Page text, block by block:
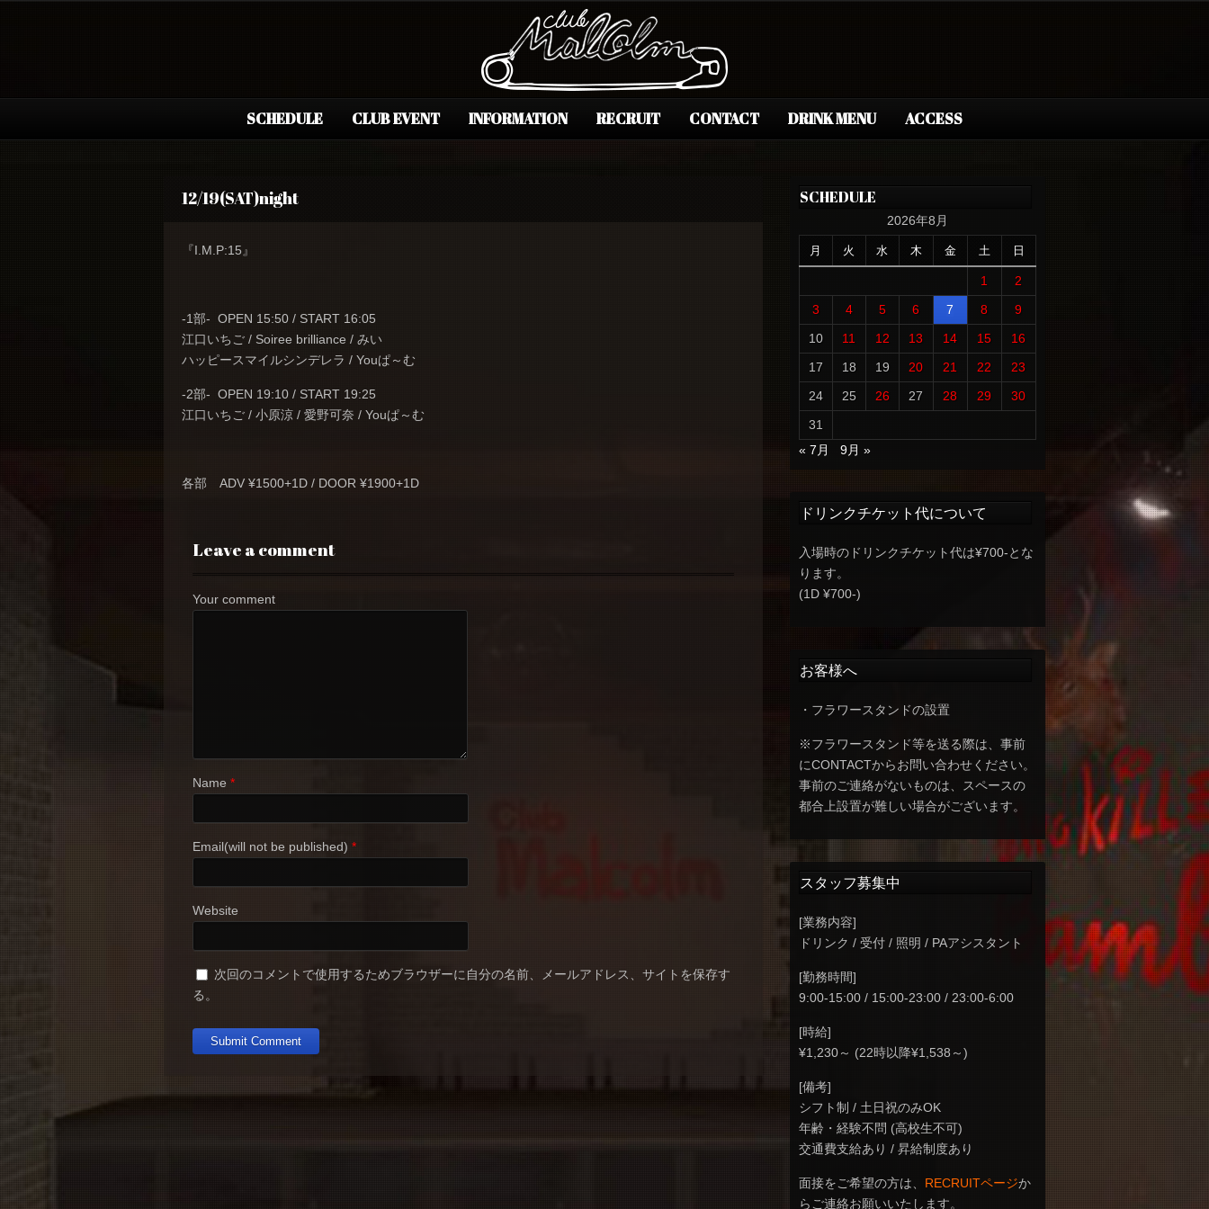
SCHEDULE CLUB EVENT INFORMATION RECRUIT CONTACT DRINK MENU ACCESS
12/19(SAT)night
『I.M.P:15』
-1部- OPEN 15:50 / START 16:05
江口いちご / Soiree brilliance / みい
ハッピースマイルシンデレラ / Youぱ～む
-2部- OPEN 19:10 / START 19:25
江口いちご / 小原涼 / 愛野可奈 / Youぱ～む
各部 ADV ¥1500+1D / DOOR ¥1900+1D
Leave a comment
Your comment
Name *
Email(will not be published) *
Website
次回のコメントで使用するためブラウザーに自分の名前、メールアドレス、サイトを保存す
る。
SCHEDULE
2026年8月
月 火 水 木 金 土 日
1
2
3
4 5 6 7 8
9
10
11 12 13 14 15
16
17
18 19 20 21 22
23
24
25 26 27 28 29
30
31
« 7月
9月 »
ドリンクチケット代について
入場時のドリンクチケット代は¥700-とな
ります。
(1D ¥700-)
お客様へ
・フラワースタンドの設置
※フラワースタンド等を送る際は、事前
にCONTACTからお問い合わせください。
事前のご連絡がないものは、スペースの
都合上設置が難しい場合がございます。
スタッフ募集中
[業務内容]
ドリンク / 受付 / 照明 / PAアシスタント
[勤務時間]
9:00-15:00 / 15:00-23:00 / 23:00-6:00
[時給]
¥1,230～ (22時以降¥1,538～)
[備考]
シフト制 / 土日祝のみOK
年齢・経験不問 (高校生不可)
交通費支給あり / 昇給制度あり
面接をご希望の方は、 RECRUITページか
らご連絡お願いいたします。